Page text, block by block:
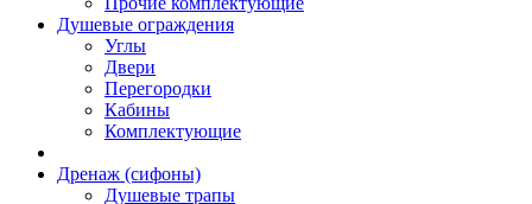
Душевые ограждения
Углы
Двери
Перегородки
Кабины
Комплектующие
Дренаж (сифоны)
Душевые трапы